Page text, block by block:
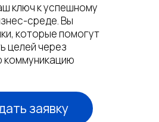
ключ к успешному
среде. Вы
которые помогут
целей через
коммуникацию
заявку